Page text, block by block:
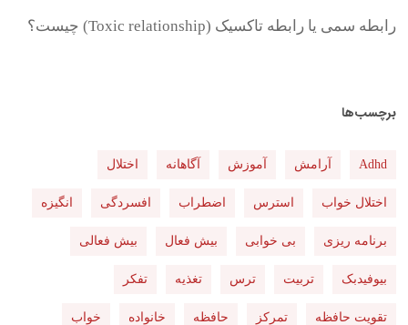
رابطه سمی یا رابطه تاکسیک (Toxic relationship) چیست؟
برچسب‌ها
Adhd آرامش آموزش آگاهانه اختلال
اختلال خواب استرس اضطراب افسردگی انگیزه
برنامه ریزی بی خوابی بیش فعال بیش فعالی
بیوفیدبک تربیت ترس تغذیه تفکر
تقویت حافظه تمرکز حافظه خانواده خواب